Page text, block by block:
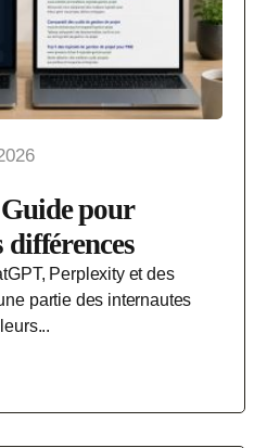
pour
différences
Perplexity et des
partie des internautes